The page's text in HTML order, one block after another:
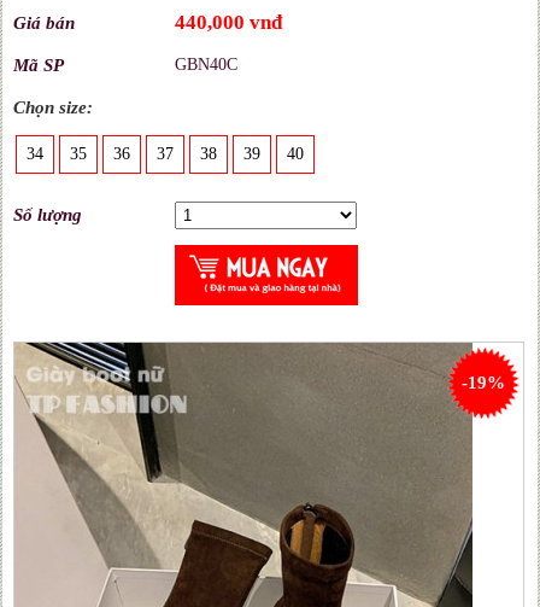
Giá bán 440,000 vnđ
Mã SP GBN40C
Chọn size:
34 35 36 37 38 39 40
Số lượng
-19%